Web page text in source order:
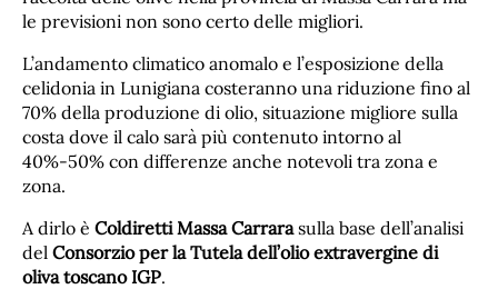
le previsioni non sono certo delle migliori.
L’andamento climatico anomalo e l’esposizione della
celidonia in Lunigiana costeranno una riduzione fino al
70% della produzione di olio, situazione migliore sulla
costa dove il calo sarà più contenuto intorno al
40%-50% con differenze anche notevoli tra zona e
zona.
A dirlo è Coldiretti Massa Carrarasulla base dell’analisi
del Consorzio per la Tutela dell’olio extravergine di
oliva toscano IGP.